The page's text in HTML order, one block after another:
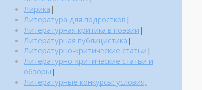
Лирика |
Литература для подростков |
Литературная критика в поэзии |
Литературная публицистика |
Литературно-критические статьи |
Литературно-критические статьи и
обзоры |
Литературные конкурсы: условия,